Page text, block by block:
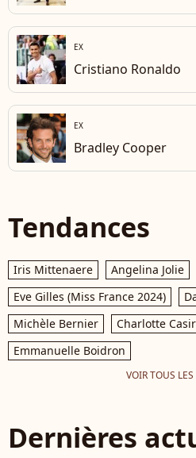
EX
Cristiano Ronaldo
EX
Bradley Cooper
Tendances
Iris Mittenaere
Angelina Jolie
Eve Gilles (Miss France 2024)
Michèle Bernier
Charlotte
Emmanuelle Boidron
VOIR TOUS LES
Dernières